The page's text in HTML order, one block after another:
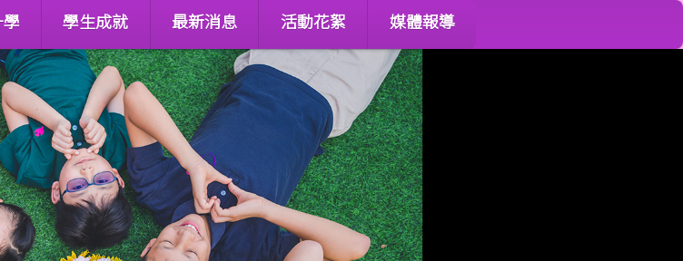
學 學生成就 最新消息 活動花絮 媒體報導